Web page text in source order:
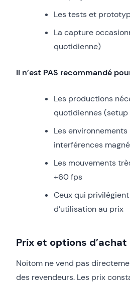
Les tests et
La capture
quotidienne)
Il n’est PAS recommandé
Les productions
quotidiennes
Les
interférences
Les mouvements
+60 fps
Ceux qui
d’utilisation au prix
Prix et options d’achat
Noitom ne vend pas
des revendeurs. Les prix